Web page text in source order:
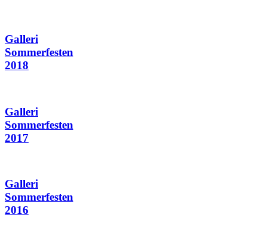
Galleri
Sommerfesten
2018
Galleri
Sommerfesten
2017
Galleri
Sommerfesten
2016